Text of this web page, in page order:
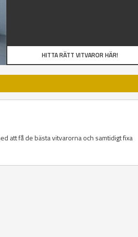
HITTA RÄTT VITVAROR HÄR!
att få de bästa vitvarorna och samtidigt fixa